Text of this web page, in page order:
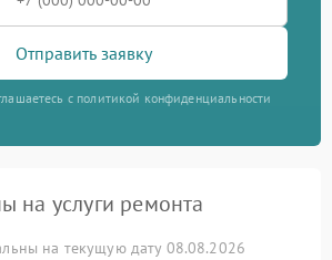
Отправить заявку
с политикой конфиденциальности
на услуги ремонта
на текущую дату 08.08.2026